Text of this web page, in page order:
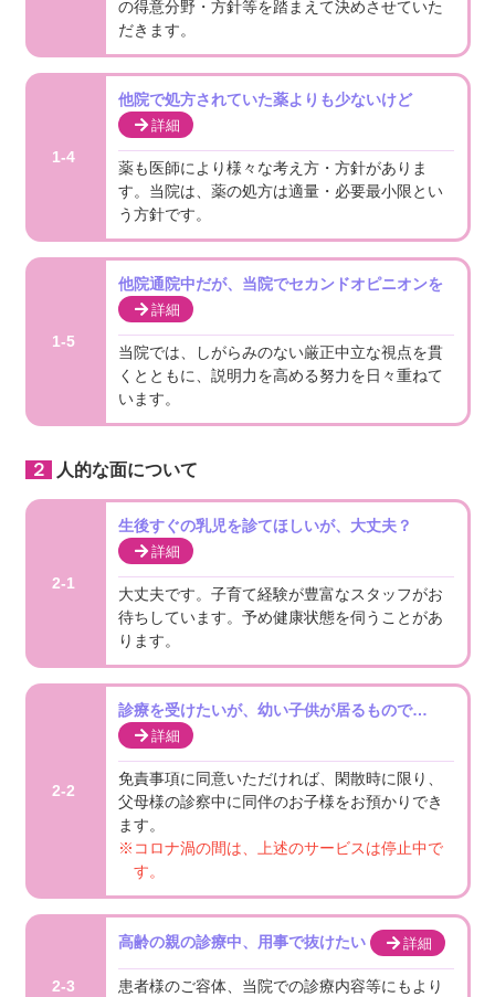
の得意分野・方針等を踏まえて決めさせていた
だきます。
1-4
他院で処方されていた薬よりも少ないけど
詳細
薬も医師により様々な考え方・方針がありま
す。当院は、薬の処方は適量・必要最小限とい
う方針です。
1-5
他院通院中だが、当院でセカンドオピニオンを
詳細
当院では、しがらみのない厳正中立な視点を貫
くとともに、説明力を高める努力を日々重ねて
います。
２人的な面について
2-1
生後すぐの乳児を診てほしいが、大丈夫？
詳細
大丈夫です。子育て経験が豊富なスタッフがお
待ちしています。予め健康状態を伺うことがあ
ります。
2-2
診療を受けたいが、幼い子供が居るもので…
詳細
免責事項に同意いただければ、閑散時に限り、
父母様の診察中に同伴のお子様をお預かりでき
ます。
※コロナ渦の間は、上述のサービスは停止中で
す。
2-3
高齢の親の診療中、用事で抜けたい 詳細
患者様のご容体、当院での診療内容等にもより